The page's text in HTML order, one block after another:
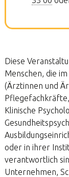
Diese
Menschen, die
(Ärztinnen und
Klinische
oder in ihrer
verantwortlich
Unternehmen,